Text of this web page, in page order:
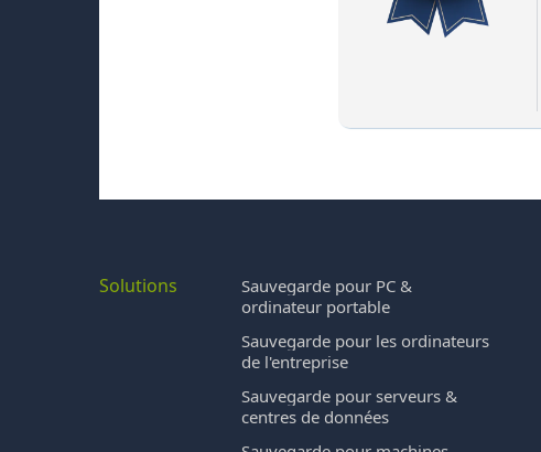
Solutions
Sauvegarde pour PC &
ordinateur portable
Sauvegarde pour les ordinateurs
de l'entreprise
Sauvegarde pour serveurs &
centres de données